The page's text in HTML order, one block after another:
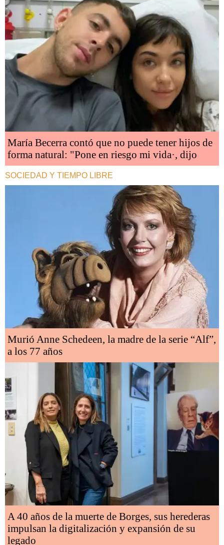
María Becerra contó que no puede tener hijos de
forma natural: "Pone en riesgo mi vida·, dijo
SOCIEDAD Y TIEMPO LIBRE
Murió Anne Schedeen, la madre de la serie “Alf”,
a los 77 años
A 40 años de la muerte de Borges, sus herederas
impulsan la digitalización y expansión de su
legado